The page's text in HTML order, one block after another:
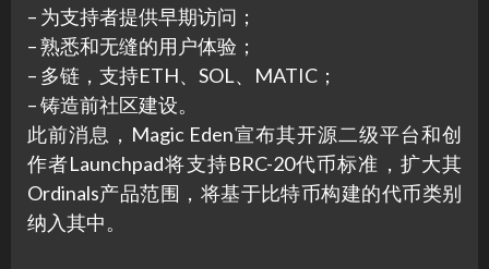
– 为支持者提供早期访问；
– 熟悉和无缝的用户体验；
– 多链，支持ETH、SOL、MATIC；
– 铸造前社区建设。
此前消息，Magic Eden宣布其开源二级平台和创
作者Launchpad将支持BRC-20代币标准，扩大其
Ordinals产品范围，将基于比特币构建的代币类别
纳入其中。